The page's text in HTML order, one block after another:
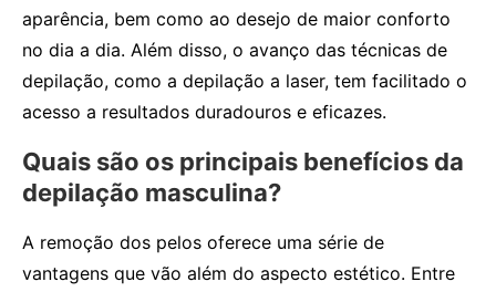
aparência, bem como ao desejo de maior conforto
no dia a dia. Além disso, o avanço das técnicas de
depilação, como a depilação a laser, tem facilitado o
acesso a resultados duradouros e eficazes.
Quais são os principais benefícios da
depilação masculina?
A remoção dos pelos oferece uma série de
vantagens que vão além do aspecto estético. Entre